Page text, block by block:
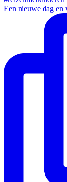
Een nieuwe dag en